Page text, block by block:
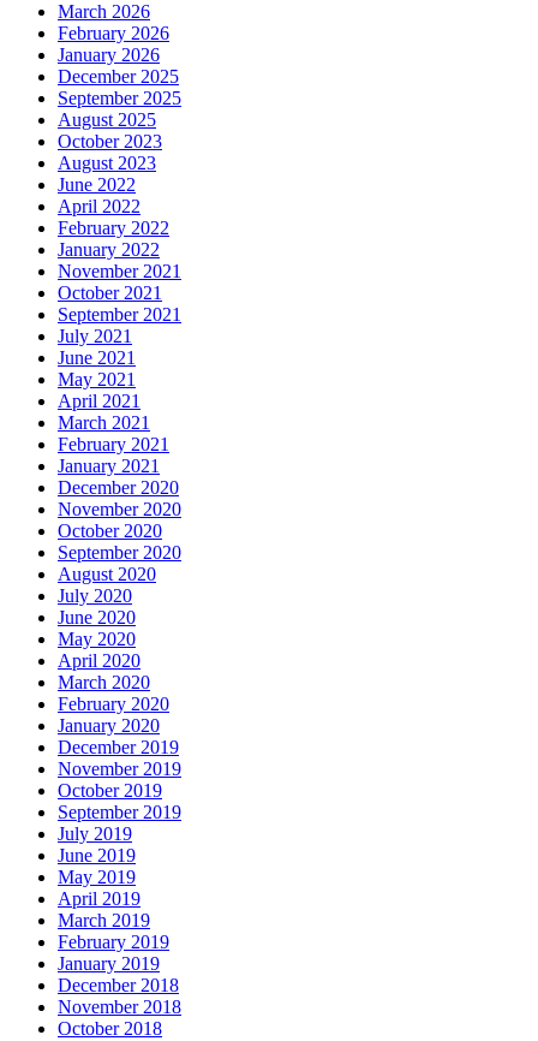
March 2026
February 2026
January 2026
December 2025
September 2025
August 2025
October 2023
August 2023
June 2022
April 2022
February 2022
January 2022
November 2021
October 2021
September 2021
July 2021
June 2021
May 2021
April 2021
March 2021
February 2021
January 2021
December 2020
November 2020
October 2020
September 2020
August 2020
July 2020
June 2020
May 2020
April 2020
March 2020
February 2020
January 2020
December 2019
November 2019
October 2019
September 2019
July 2019
June 2019
May 2019
April 2019
March 2019
February 2019
January 2019
December 2018
November 2018
October 2018